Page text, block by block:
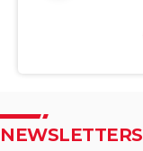
NEWSLETTERS